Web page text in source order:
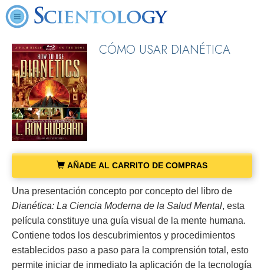
CÓMO USAR DIANÉTICA
AÑADE AL CARRITO DE COMPRAS
Una presentación concepto por concepto del libro de
Dianética: La Ciencia Moderna de la Salud Mental, esta
película constituye una guía visual de la mente humana.
Contiene todos los descubrimientos y procedimientos
establecidos paso a paso para la comprensión total, esto
permite iniciar de inmediato la aplicación de la tecnología